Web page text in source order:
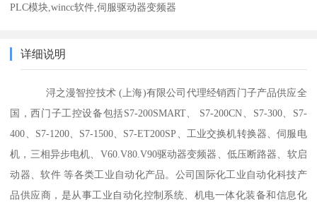
PLC模块,wincc软件,伺服驱动器变频器
详细说明
浔之漫智控技术 (上海)有限公司代理经销西门子产品供应全
国，西门子工控设备包括S7-200SMART、 S7-200CN、S7-300、S7-
400、S7-1200、S7-1500、S7-ET200SP、工业交换机转换器、伺服电
机，三相异步电机、V60.V80.V90驱动器变频器、低压断路器、软启
动器、软件 等各类工业自动化产品。公司国际化工业自动化科技产
品供应商，是从事工业自动化控制系统、机电一体化装备和信息化